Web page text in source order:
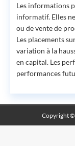
Les informations
informatif. Elles
ou de vente de
Les placements
variation à la
en capital. Les
performances
Copyright ©